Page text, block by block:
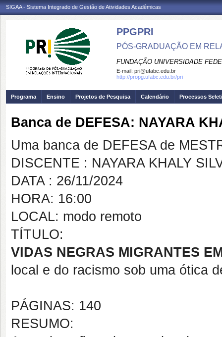
SIGAA - Sistema Integrado de Gestão de Atividades Acadêmicas
PPGPRI
PÓS-GRADUAÇÃO EM
FUNDAÇÃO UNIVERSIDADE
E-mail: pri@ufabc.edu.br
http://propg.ufabc.edu.br/pri
Programa Ensino Projetos de Pesquisa Calendário Processos
Banca de DEFESA: NAYARA
Uma banca de DEFESA de
DISCENTE : NAYARA KHALY
DATA : 26/11/2024
HORA: 16:00
LOCAL: modo remoto
TÍTULO:
VIDAS NEGRAS MIGRANTES
local e do racismo sob uma ótica
PÁGINAS: 140
RESUMO: